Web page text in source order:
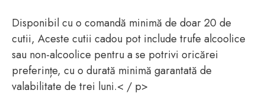
Disponibil cu o comandă minimă de doar 20 de
cutii, Aceste cutii cadou pot include trufe alcoolice
sau non-alcoolice pentru a se potrivi oricărei
preferințe, cu o durată minimă garantată de
valabilitate de trei luni.< / p>